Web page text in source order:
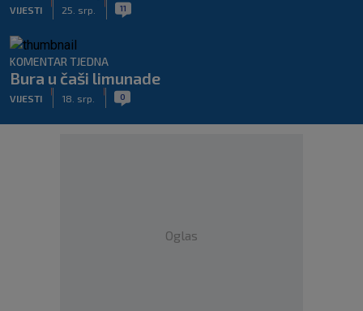
VIJESTI 25. srp. 11
KOMENTAR TJEDNA
Bura u čaši limunade
VIJESTI 18. srp. 0
Oglas